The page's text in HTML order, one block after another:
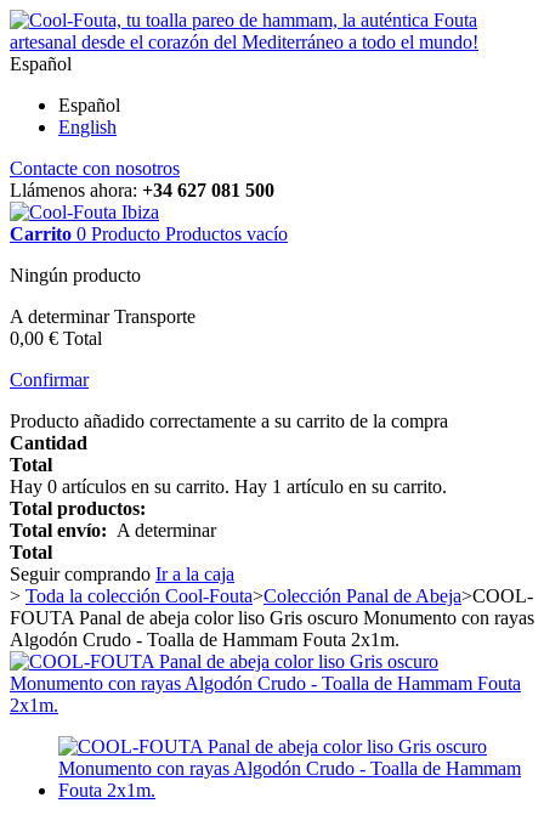
Español
Español
English
Contacte con nosotros
Llámenos ahora: +34 627 081 500
Carrito 0 Producto Productos vacío
Ningún producto
A determinarTransporte
0,00 € Total
Confirmar
Producto añadido correctamente a su carrito de la compra
Cantidad
Total
Hay 0 artículos en su carrito. Hay 1 artículo en su carrito.
Total productos:
Total envío: A determinar
Total
Seguir comprando Ir a la caja
> Toda la colección Cool-Fouta>Colección Panal de Abeja>COOL-
FOUTA Panal de abeja color liso Gris oscuro Monumento con rayas
Algodón Crudo - Toalla de Hammam Fouta 2x1m.